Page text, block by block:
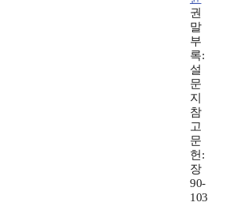
권
말
부
록:
설
문
지
참
고
문
헌:
장
90-
103